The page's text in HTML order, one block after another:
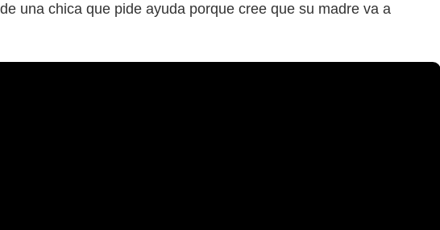
una chica que pide ayuda porque cree que su madre va a